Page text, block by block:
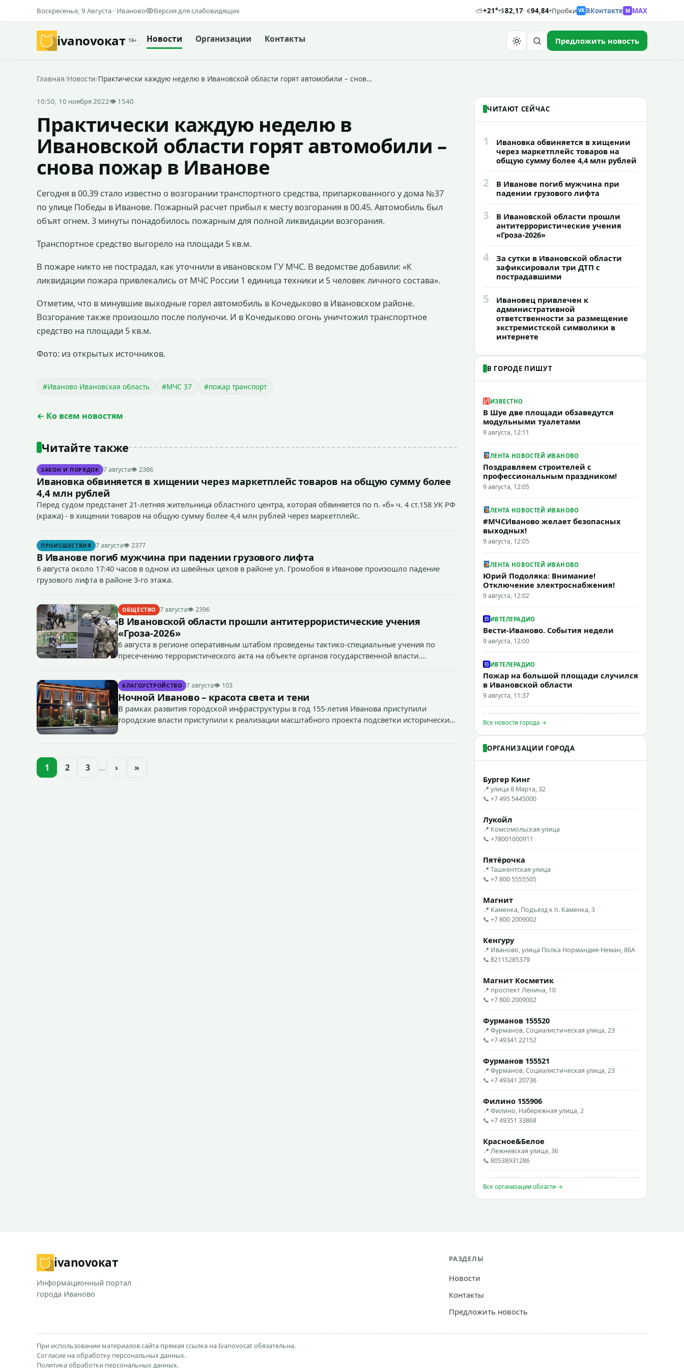
Воскресенье, 9 Августа · Иваново Версия для слабовидящих ⛅+21°▾$82,17· €94,84▾Пробки VK ВКонтакте M MAX
ivanovoкат 16+ Новости Организации Контакты Предложить новость
Главная/Новости/Практически каждую неделю в Ивановской области горят автомобили – снов…
10:50, 10 ноября 2022👁 1540
Практически каждую неделю в
Ивановской области горят автомобили –
снова пожар в Иванове
Сегодня в 00.39 стало известно о возгорании транспортного средства, припаркованного у дома №37
по улице Победы в Иванове. Пожарный расчет прибыл к месту возгорания в 00.45. Автомобиль был
объят огнем. 3 минуты понадобилось пожарным для полной ликвидации возгорания.
Транспортное средство выгорело на площади 5 кв.м.
В пожаре никто не пострадал, как уточнили в ивановском ГУ МЧС. В ведомстве добавили: «К
ликвидации пожара привлекались от МЧС России 1 единица техники и 5 человек личного состава».
Отметим, что в минувшие выходные горел автомобиль в Кочедыково в Ивановском районе.
Возгорание также произошло после полуночи. И в Кочедыково огонь уничтожил транспортное
средство на площади 5 кв.м.
Фото: из открытых источников.
#Иваново Ивановская область #МЧС 37 #пожар транспорт
← Ко всем новостям
Читайте также
ЗАКОН И ПОРЯДОК 7 августа👁 2386
Ивановка обвиняется в хищении через маркетплейс товаров на общую сумму более
4,4 млн рублей
Перед судом предстанет 21-летняя жительница областного центра, которая обвиняется по п. «б» ч. 4 ст.158 УК РФ
(кража) - в хищении товаров на общую сумму более 4,4 млн рублей через маркетплейс.
ПРОИСШЕСТВИЯ 7 августа👁 2377
В Иванове погиб мужчина при падении грузового лифта
6 августа около 17:40 часов в одном из швейных цехов в районе ул. Громобоя в Иванове произошло падение
грузового лифта в районе 3-го этажа.
ОБЩЕСТВО 7 августа👁 2396
В Ивановской области прошли антитеррористические учения
«Гроза-2026»
6 августа в регионе оперативным штабом проведены тактико-специальные учения по
пресечению террористического акта на объекте органов государственной власти.
БЛАГОУСТРОЙСТВО 7 августа👁 103
Ночной Иваново – красота света и тени
В рамках развития городской инфраструктуры в год 155-летия Иванова приступили
городские власти приступили к реализации масштабного проекта подсветки исторических
1 2 3 … › »
ЧИТАЮТ СЕЙЧАС
1
Ивановка обвиняется в хищении
через маркетплейс товаров на
общую сумму более 4,4 млн рублей
2
В Иванове погиб мужчина при
падении грузового лифта
3
В Ивановской области прошли
антитеррористические учения
«Гроза-2026»
4
За сутки в Ивановской области
зафиксировали три ДТП с
пострадавшими
5
Ивановец привлечен к
административной
ответственности за размещение
экстремистской символики в
интернете
В ГОРОДЕ ПИШУТ
ИЗВЕСТНО
В Шуе две площади обзаведутся
модульными туалетами
9 августа, 12:11
ЛЕНТА НОВОСТЕЙ ИВАНОВО
Поздравляем строителей с
профессиональным праздником!
9 августа, 12:05
ЛЕНТА НОВОСТЕЙ ИВАНОВО
#МЧСИваново желает безопасных
выходных!
9 августа, 12:05
ЛЕНТА НОВОСТЕЙ ИВАНОВО
Юрий Подоляка: Внимание!
Отключение электроснабжения!
9 августа, 12:02
ИВТЕЛЕРАДИО
Вести-Иваново. События недели
9 августа, 12:00
ИВТЕЛЕРАДИО
Пожар на большой площади случился
в Ивановской области
9 августа, 11:37
Все новости города →
ОРГАНИЗАЦИИ ГОРОДА
Бургер Кинг
📍 улица 8 Марта, 32
📞 +7 495 5445000
Лукойл
📍 Комсомольская улица
📞 +78001000911
Пятёрочка
📍 Ташкентская улица
📞 +7 800 5555505
Магнит
📍 Каменка, Подъезд к п. Каменка, 3
📞 +7 800 2009002
Кенгуру
📍 Иваново, улица Полка Нормандия-Неман, 86А
📞 82115285379
Магнит Косметик
📍 проспект Ленина, 10
📞 +7 800 2009002
Фурманов 155520
📍 Фурманов, Социалистическая улица, 23
📞 +7 49341 22152
Фурманов 155521
📍 Фурманов, Социалистическая улица, 23
📞 +7 49341 20736
Филино 155906
📍 Филино, Набережная улица, 2
📞 +7 49351 33868
Красное&Белое
📍 Лежневская улица, 36
📞 80538931286
Все организации области →
ivanovoкат
Информационный портал
города Иваново
РАЗДЕЛЫ
Новости
Контакты
Предложить новость
При использовании материалов сайта прямая ссылка на Ivanovocat обязательна.
Согласие на обработку персональных данных.
Политика обработки персональных данных.